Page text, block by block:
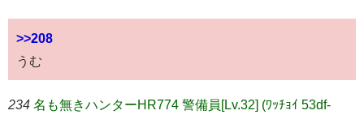
>>208
うむ
234 名も無きハンターHR774 警備員[Lv.32] (ﾜｯﾁｮｲ 53df-